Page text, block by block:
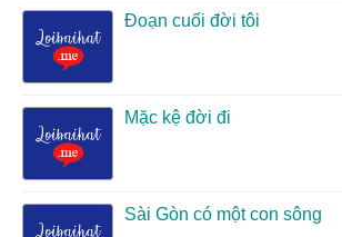
Đoạn cuối đời tôi
Mặc kệ đời đi
Sài Gòn có một con sông